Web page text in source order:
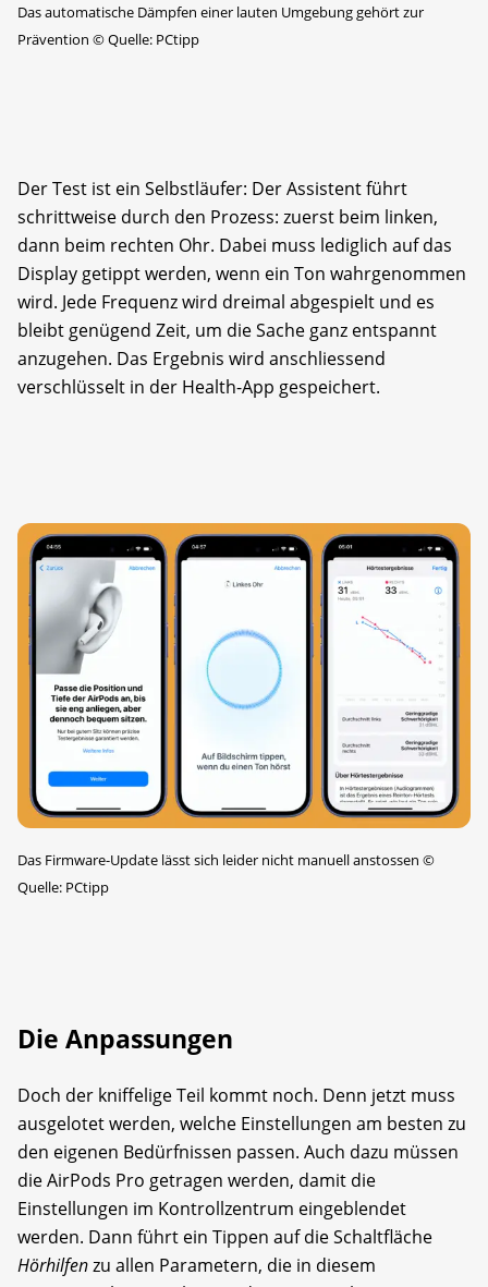
Das automatische Dämpfen einer lauten Umgebung gehört zur
Prävention ©Quelle: PCtipp
Der Test ist ein Selbstläufer: Der Assistent führt
schrittweise durch den Prozess: zuerst beim linken,
dann beim rechten Ohr. Dabei muss lediglich auf das
Display getippt werden, wenn ein Ton wahrgenommen
wird. Jede Frequenz wird dreimal abgespielt und es
bleibt genügend Zeit, um die Sache ganz entspannt
anzugehen. Das Ergebnis wird anschliessend
verschlüsselt in der Health-App gespeichert.
Das Firmware-Update lässt sich leider nicht manuell anstossen ©
Quelle: PCtipp
Die Anpassungen
Doch der kniffelige Teil kommt noch. Denn jetzt muss
ausgelotet werden, welche Einstellungen am besten zu
den eigenen Bedürfnissen passen. Auch dazu müssen
die AirPods Pro getragen werden, damit die
Einstellungen im Kontrollzentrum eingeblendet
werden. Dann führt ein Tippen auf die Schaltfläche
Hörhilfenzu allen Parametern, die in diesem